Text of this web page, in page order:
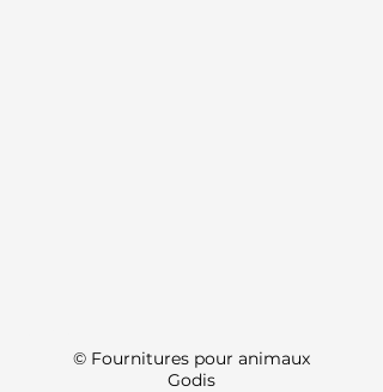
© Fournitures pour animaux
Godis